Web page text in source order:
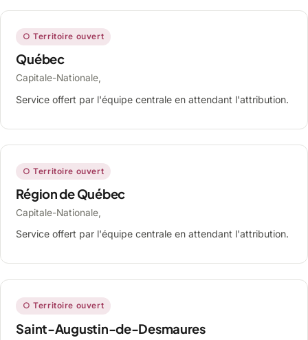
○ Territoire ouvert
Québec
Capitale-Nationale,
Service offert par l'équipe centrale en attendant l'attribution.
○ Territoire ouvert
Région de Québec
Capitale-Nationale,
Service offert par l'équipe centrale en attendant l'attribution.
○ Territoire ouvert
Saint-Augustin-de-Desmaures